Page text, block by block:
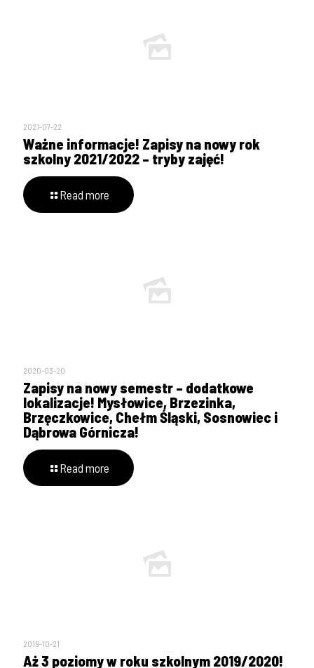
2021-07-22
Ważne informacje! Zapisy na nowy rok
szkolny 2021/2022 – tryby zajęć!
Read more
2020-03-20
Zapisy na nowy semestr – dodatkowe
lokalizacje! Mysłowice, Brzezinka,
Brzęczkowice, Chełm Śląski, Sosnowiec i
Dąbrowa Górnicza!
Read more
2019-10-21
Aż 3 poziomy w roku szkolnym 2019/2020!